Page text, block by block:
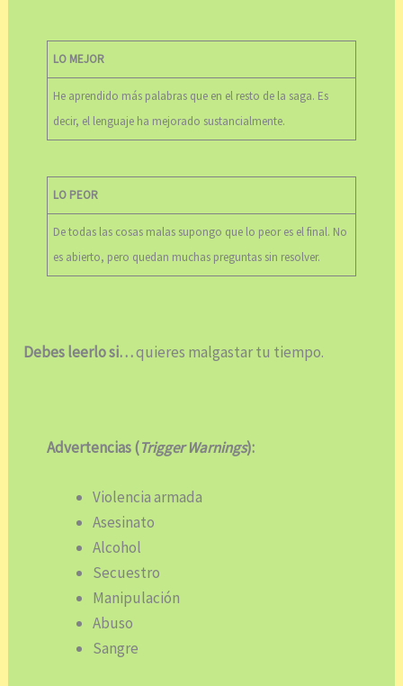
LO MEJOR
He aprendido más palabras que en el resto de la saga. Es
decir, el lenguaje ha mejorado sustancialmente.
LO PEOR
De todas las cosas malas supongo que lo peor es el final. No
es abierto, pero quedan muchas preguntas sin resolver.
Debes leerlo si…quieres malgastar tu tiempo.
Advertencias (Trigger Warnings):
Violencia armada
Asesinato
Alcohol
Secuestro
Manipulación
Abuso
Sangre